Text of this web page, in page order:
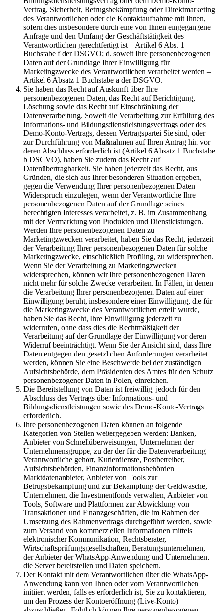
Vertrag, Sicherheit, Betrugsbekämpfung oder Direktmarketing
des Verantwortlichen oder die Kontaktaufnahme mit Ihnen,
sofern dies insbesondere durch eine von Ihnen eingegangene
Anfrage und den Umfang der Geschäftstätigkeit des
Verantwortlichen gerechtfertigt ist – Artikel 6 Abs. 1
Buchstabe f der DSGVO; d. soweit Ihre personenbezogenen
Daten auf der Grundlage Ihrer Einwilligung für
Marketingzwecke des Verantwortlichen verarbeitet werden –
Artikel 6 Absatz 1 Buchstabe a der DSGVO.
Sie haben das Recht auf Auskunft über Ihre
personenbezogenen Daten, das Recht auf Berichtigung,
Löschung sowie das Recht auf Einschränkung der
Datenverarbeitung. Soweit die Verarbeitung zur Erfüllung des
Informations- und Bildungsdienstleistungsvertrags oder des
Demo-Konto-Vertrags, dessen Vertragspartei Sie sind, oder
zur Durchführung von Maßnahmen auf Ihren Antrag hin vor
deren Abschluss erforderlich ist (Artikel 6 Absatz 1 Buchstabe
b DSGVO), haben Sie zudem das Recht auf
Datenübertragbarkeit. Sie haben jederzeit das Recht, aus
Gründen, die sich aus Ihrer besonderen Situation ergeben,
gegen die Verwendung Ihrer personenbezogenen Daten
Widerspruch einzulegen, wenn der Verantwortliche Ihre
personenbezogenen Daten auf der Grundlage seines
berechtigten Interesses verarbeitet, z. B. im Zusammenhang
mit der Vermarktung von Produkten und Dienstleistungen.
Werden Ihre personenbezogenen Daten zu
Marketingzwecken verarbeitet, haben Sie das Recht, jederzeit
der Verarbeitung Ihrer personenbezogenen Daten für solche
Marketingzwecke, einschließlich Profiling, zu widersprechen.
Wenn Sie der Verarbeitung zu Marketingzwecken
widersprechen, können wir Ihre personenbezogenen Daten
nicht mehr für solche Zwecke verarbeiten. In Fällen, in denen
die Verarbeitung Ihrer personenbezogenen Daten auf einer
Einwilligung beruht, insbesondere einer Einwilligung, die für
die Marketingzwecke des Verantwortlichen erteilt wurde,
haben Sie das Recht, Ihre Einwilligung jederzeit zu
widerrufen, ohne dass dies die Rechtmäßigkeit der
Verarbeitung auf der Grundlage der Einwilligung vor deren
Widerruf beeinträchtigt. Wenn Sie der Ansicht sind, dass Ihre
Daten entgegen den gesetzlichen Anforderungen verarbeitet
werden, können Sie eine Beschwerde bei der zuständigen
Aufsichtsbehörde, dem Präsidenten des Amtes für den Schutz
personenbezogener Daten in Polen, einreichen.
Die Bereitstellung von Daten ist freiwillig, jedoch für den
Abschluss des Vertrags über Informations- und
Bildungsdienstleistungen sowie des Demo-Konto-Vertrags
erforderlich.
Ihre personenbezogenen Daten können an folgende
Kategorien von Stellen weitergegeben werden: Banken,
Anbieter von Schnellüberweisungen, Unternehmen der
Unternehmensgruppe, zu der der für die Datenverarbeitung
Verantwortliche gehört, Kurierdienste, Postbetreiber,
Aufsichtsbehörden, Finanzinformationsbehörden,
Marktdatenanbieter, Anbieter von Tools zur
Betrugsbekämpfung und zur Bekämpfung der Geldwäsche,
Unternehmen, die Investmentfonds verwalten, Anbieter von
Tools, Software und Plattformen zur Abwicklung von
Transaktionen und Finanzgeschäften, die im Rahmen der
Umsetzung des Rahmenvertrags durchgeführt werden, sowie
zum Versand von kommerziellen Informationen mittels
elektronischer Kommunikation, Rechtsberater,
Wirtschaftsprüfungsgesellschaften, Beratungsunternehmen,
der Anbieter der WhatsApp-Anwendung und Unternehmen,
die Server bereitstellen und Daten speichern.
Der Kontakt mit dem Verantwortlichen über die WhatsApp-
Anwendung kann von Ihnen oder vom Verantwortlichen
initiiert werden, falls es erforderlich ist, Sie zu kontaktieren,
um den Prozess der Kontoeröffnung (Live-Konto)